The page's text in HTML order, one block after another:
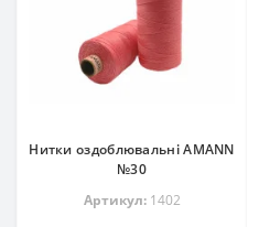
Нитки оздоблювальні AMANN
№30
Артикул:1402